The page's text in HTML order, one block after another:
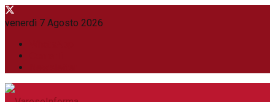
venerdì 7 Agosto 2026